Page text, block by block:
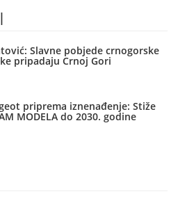
Slavne pobjede crnogorske
pripadaju Crnoj Gori
priprema iznenađenje: Stiže
MODELA do 2030. godine